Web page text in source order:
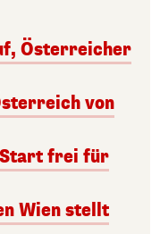
Österreicher
von
Start frei für
Wien stellt